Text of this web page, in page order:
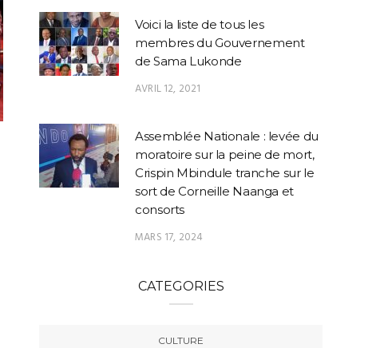
Voici la liste de tous les
membres du Gouvernement
de Sama Lukonde
AVRIL 12, 2021
Assemblée Nationale : levée du
moratoire sur la peine de mort,
Crispin Mbindule tranche sur le
sort de Corneille Naanga et
consorts
MARS 17, 2024
CATEGORIES
CULTURE